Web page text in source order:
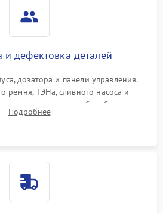
и дефектовка деталей
дозатора и панели управления.
ремня, ТЭНа, сливного насоса и
подшипников барабана и
а манжеты люка на разрывы.
Подробнее